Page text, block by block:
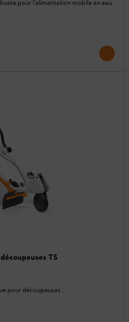
pour l'alimentation mobile en eau
TS
pour découpeuses